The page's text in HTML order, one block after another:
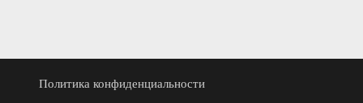
Политика конфиденциальности